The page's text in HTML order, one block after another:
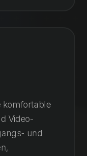
komfortable
Video-
und